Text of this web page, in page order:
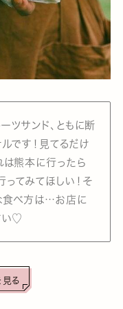
ツサンド、ともに断
です！見てるだけ
は熊本に行ったら
てみてほしい！そ
食べ方は…お店に
い♡
見る